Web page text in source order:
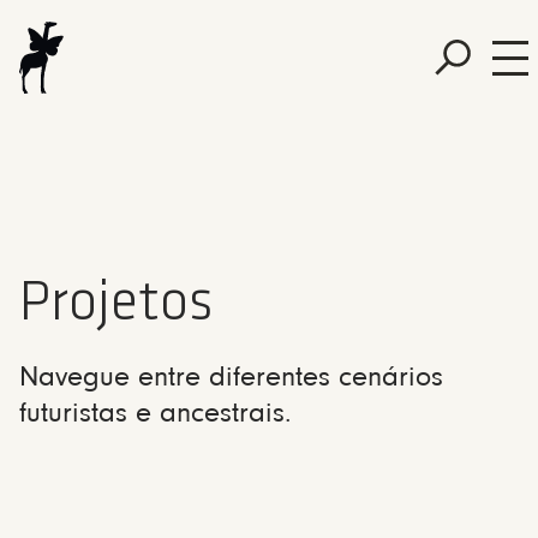
Projetos
Navegue entre diferentes cenários
futuristas e ancestrais.